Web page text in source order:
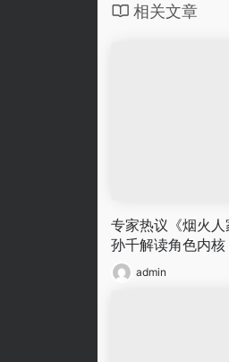
相关文章
专家热议《烟火
孙千解读角色内核
admin